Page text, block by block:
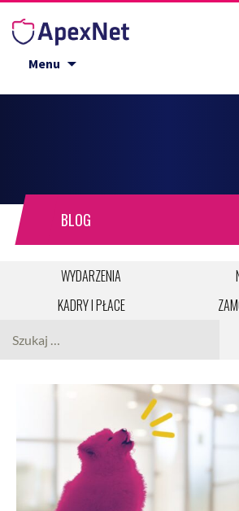
Menu
BLOG
WYDARZENIA
KADRY I PŁACE